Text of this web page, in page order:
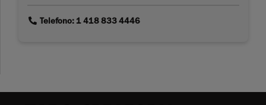
linkTelefono: 1 418 833 4446